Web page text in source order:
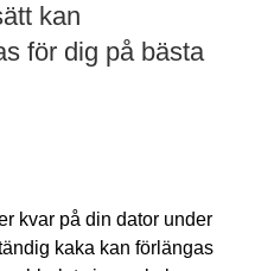
kan
för dig på bästa
kvar på din dator under
kaka kan förlängas